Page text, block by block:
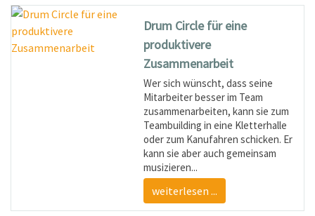
Drum Circle für eine
produktivere
Zusammenarbeit
Wer sich wünscht, dass seine
Mitarbeiter besser im Team
zusammenarbeiten, kann sie zum
Teambuilding in eine Kletterhalle
oder zum Kanufahren schicken. Er
kann sie aber auch gemeinsam
musizieren...
weiterlesen ...